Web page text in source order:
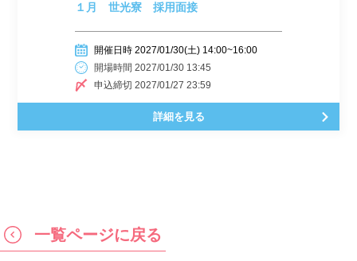
１月 世光寮 採用面接
開催日時 2027/01/30(土) 14:00~16:00
開場時間 2027/01/30 13:45
申込締切 2027/01/27 23:59
詳細を見る
一覧ページに戻る